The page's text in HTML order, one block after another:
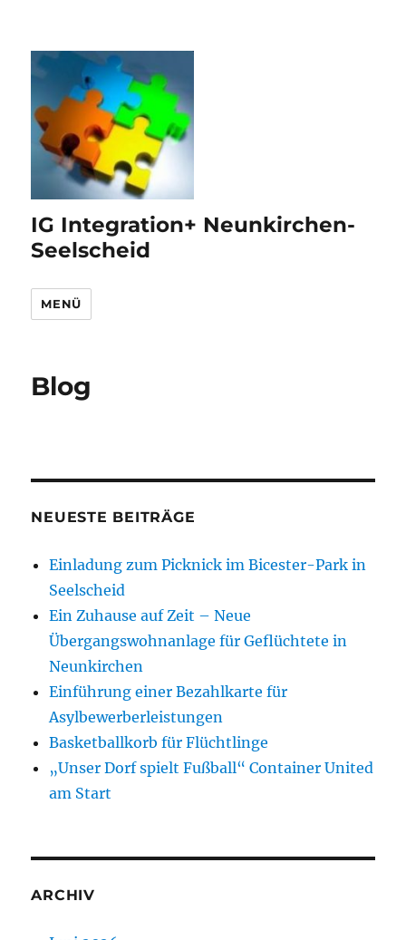
IG Integration+ Neunkirchen-
Seelscheid
MENÜ
Blog
NEUESTE BEITRÄGE
Einladung zum Picknick im Bicester-Park in
Seelscheid
Ein Zuhause auf Zeit – Neue
Übergangswohnanlage für Geflüchtete in
Neunkirchen
Einführung einer Bezahlkarte für
Asylbewerberleistungen
Basketballkorb für Flüchtlinge
„Unser Dorf spielt Fußball“ Container United
am Start
ARCHIV